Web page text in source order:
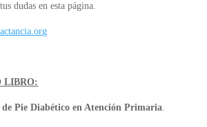
dudas en esta página.
LIBRO:
Pie Diabético en Atención Primaria.